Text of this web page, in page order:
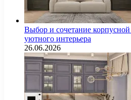
Выбор и сочетание
уютного интерьера
26.06.2026